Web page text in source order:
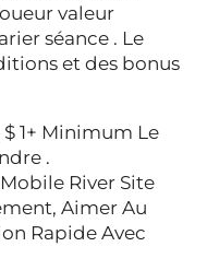
valeur
séance . Le
et des bonus
1+ Minimum Le
.
River Site
Aimer Au
Rapide Avec